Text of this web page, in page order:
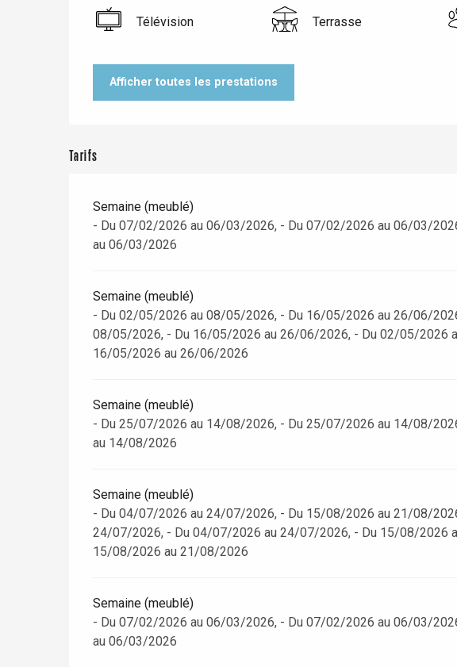
Offranville
Clères
Forges-les-Eaux
Rouen
Télévision Terrasse
Afficher toutes les prestations
Tarifs
Semaine (meublé)
- Du 07/02/2026 au 06/03/2026, - Du 07/02/2026 au 06/03/
au 06/03/2026
Semaine (meublé)
- Du 02/05/2026 au 08/05/2026, - Du 16/05/2026 au 26/06/
08/05/2026, - Du 16/05/2026 au 26/06/2026, - Du 02/05/2026
16/05/2026 au 26/06/2026
Semaine (meublé)
- Du 25/07/2026 au 14/08/2026, - Du 25/07/2026 au 14/08/
au 14/08/2026
Semaine (meublé)
- Du 04/07/2026 au 24/07/2026, - Du 15/08/2026 au 21/08/
24/07/2026, - Du 04/07/2026 au 24/07/2026, - Du 15/08/2026
15/08/2026 au 21/08/2026
Semaine (meublé)
- Du 07/02/2026 au 06/03/2026, - Du 07/02/2026 au 06/03/
au 06/03/2026